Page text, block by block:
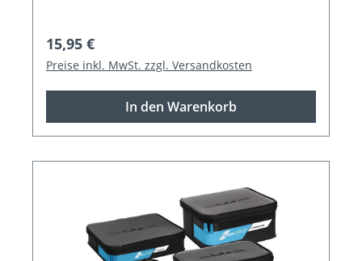
Regulärer Preis:
15,95 €
Preise inkl. MwSt. zzgl. Versandkosten
In den Warenkorb